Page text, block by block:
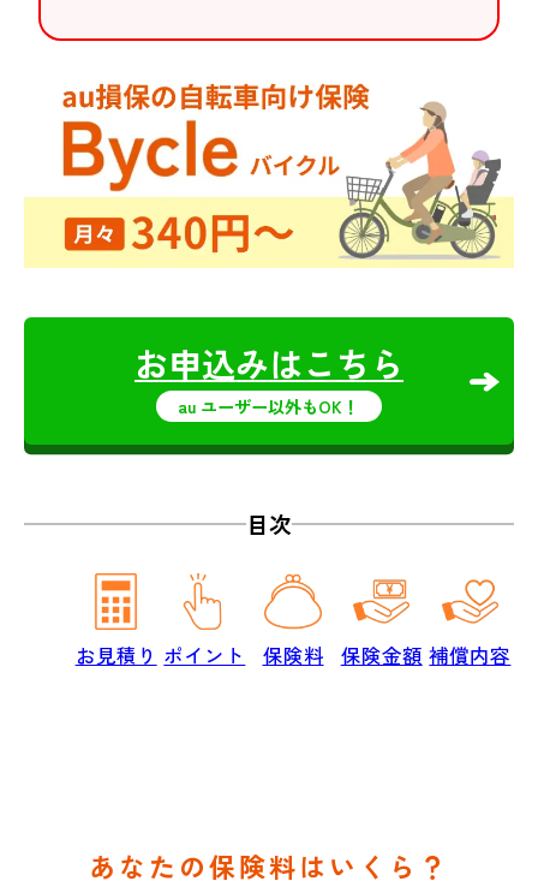
お申込みはこちら
au ユーザー以外もOK！
目次
お見積り ポイント 保険料 保険金額 補償内容
あなたの保険料はいくら？